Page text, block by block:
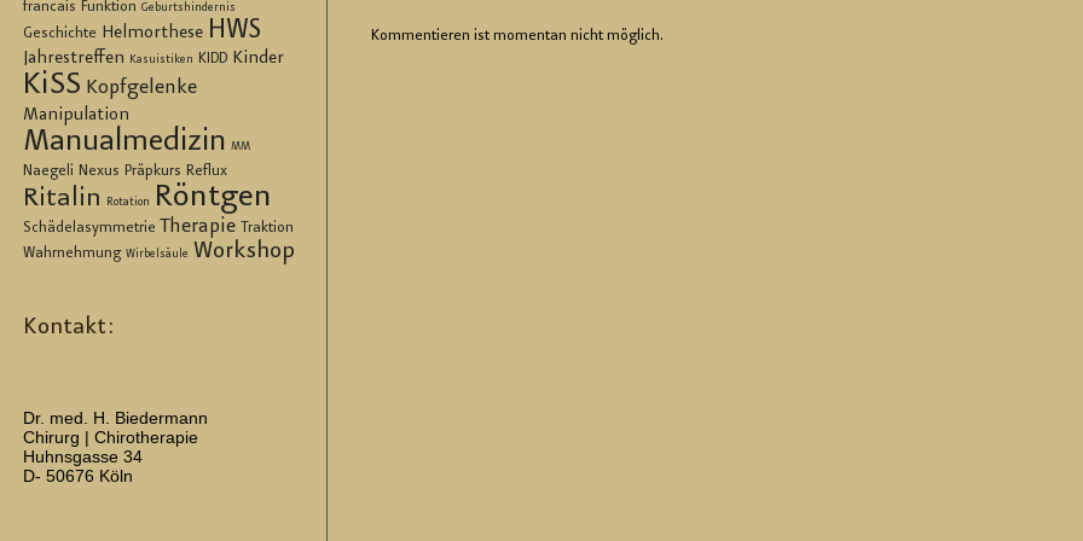
francais Funktion Geburtshindernis
Geschichte Helmorthese HWS
Jahrestreffen Kasuistiken KIDD Kinder
KiSS Kopfgelenke
Manipulation
Manualmedizin MM
Naegeli Nexus Präpkurs Reflux
Ritalin Rotation Röntgen
Schädelasymmetrie Therapie Traktion
Wahrnehmung Wirbelsäule Workshop
Kontakt:
Dr. med. H. Biedermann
Chirurg | Chirotherapie
Huhnsgasse 34
D- 50676 Köln
Kom­men­tie­ren ist mo­men­tan nicht mög­lich.